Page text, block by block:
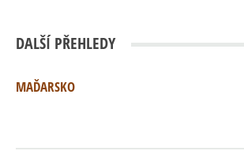
DALŠÍ PŘEHLEDY
MAĎARSKO